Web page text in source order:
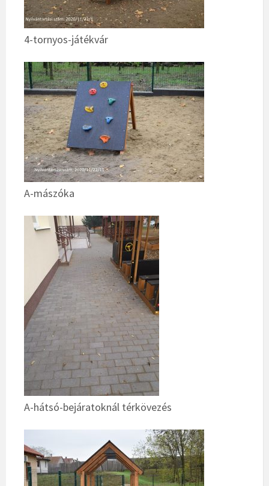
4-tornyos-játékvár
A-mászóka
A-hátsó-bejáratoknál térkövezés